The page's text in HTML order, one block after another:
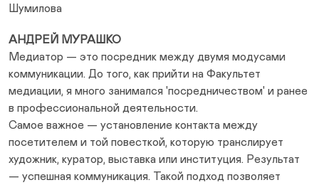
Шумилова
АНДРЕЙ МУРАШКО
Медиатор — это посредник между двумя модусами
коммуникации. До того, как прийти на Факультет
медиации, я много занимался 'посредничеством' и ранее
в профессиональной деятельности.
Самое важное — установление контакта между
посетителем и той повесткой, которую транслирует
художник, куратор, выставка или институция. Результат
— успешная коммуникация. Такой подход позволяет